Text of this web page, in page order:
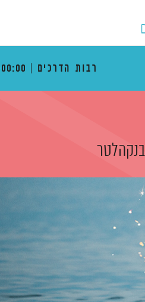
רבות הדרכים